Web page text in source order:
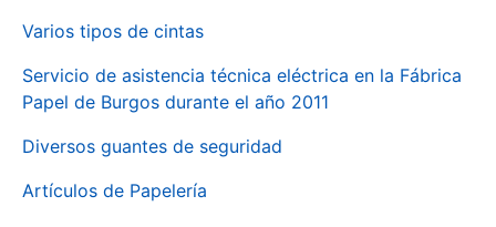
Varios tipos de cintas
Servicio de asistencia técnica eléctrica en la Fábrica
Papel de Burgos durante el año 2011
Diversos guantes de seguridad
Artículos de Papelería